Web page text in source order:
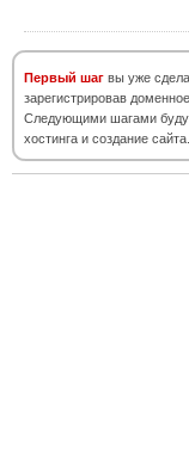
Первый шаг вы уже
зарегистрировав
Следующими шагами
хостинга и создание сайта.